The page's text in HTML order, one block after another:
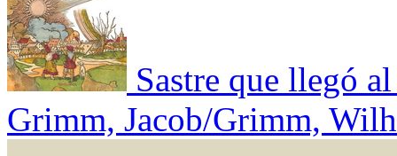
Sastre que llegó
Grimm, Jacob/Grimm,